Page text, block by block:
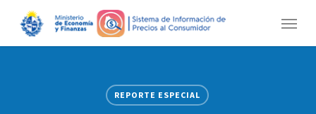
Menu
REPORTE ESPECIAL